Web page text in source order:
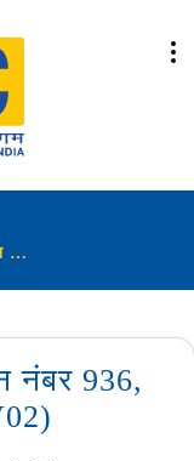
एलआईसी जीवन लाभ (प्लान नंबर 936, यूआईएन नंबर 512N304V02)
नंबर 936,